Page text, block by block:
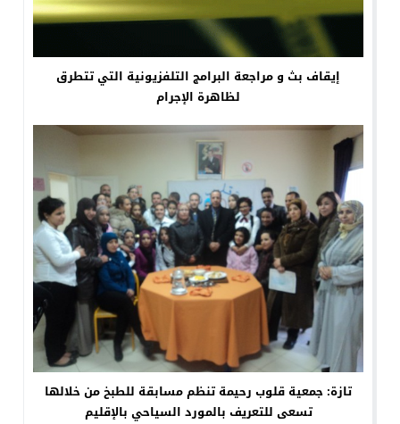
إيقاف بث و مراجعة البرامج التلفزيونية التي تتطرق
لظاهرة الإجرام
تازة: جمعية قلوب رحيمة تنظم مسابقة للطبخ من خلالها
تسعى للتعريف بالمورد السياحي بالإقليم